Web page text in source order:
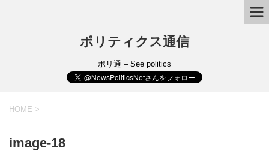
ポリティクス通信
ポリ通 – See politics
HOME >
image-18